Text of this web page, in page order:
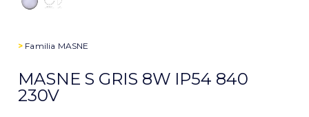
> Familia MASNE
MASNE S GRIS 8W IP54 840
230V